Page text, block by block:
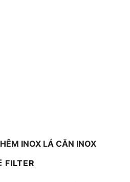
INOX LÁ CĂN INOX
FILTER